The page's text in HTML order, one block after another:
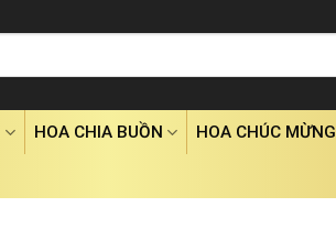
HOA CHIA BUỒN HOA CHÚC MỪNG